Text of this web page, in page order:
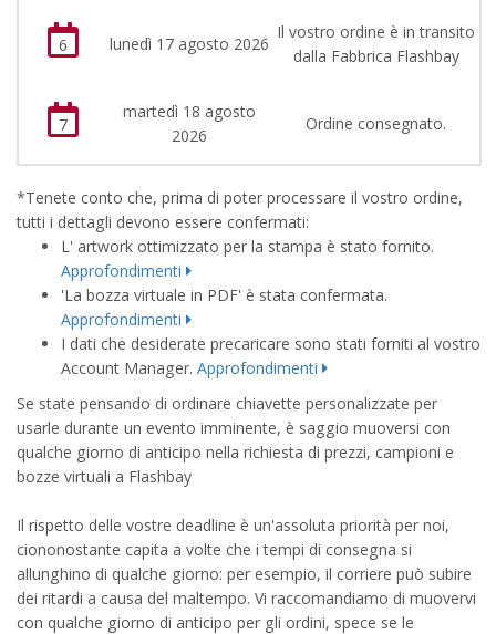
6 lunedì 17 agosto 2026
Il vostro ordine è in transito
dalla Fabbrica Flashbay
7
martedì 18 agosto
2026
Ordine consegnato.
*Tenete conto che, prima di poter processare il vostro ordine,
tutti i dettagli devono essere confermati:
L' artwork ottimizzato per la stampa è stato fornito.
Approfondimenti
'La bozza virtuale in PDF' è stata confermata.
Approfondimenti
I dati che desiderate precaricare sono stati forniti al vostro
Account Manager. Approfondimenti
Se state pensando di ordinare chiavette personalizzate per
usarle durante un evento imminente, è saggio muoversi con
qualche giorno di anticipo nella richiesta di prezzi, campioni e
bozze virtuali a Flashbay
Il rispetto delle vostre deadline è un'assoluta priorità per noi,
ciononostante capita a volte che i tempi di consegna si
allunghino di qualche giorno: per esempio, il corriere può subire
dei ritardi a causa del maltempo. Vi raccomandiamo di muovervi
con qualche giorno di anticipo per gli ordini, spece se le